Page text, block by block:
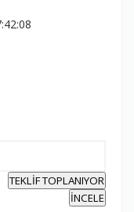
TEKLİF TOPLANIYOR
İNCELE